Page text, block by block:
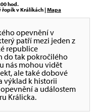
hod.
řopík v Králíkách |Mapa
opevnění v
patří mezi jeden z
republice
do tak pokročilého
nás mohou vidět
ale také dobové
výklad k historii
a událostem
Králicka.